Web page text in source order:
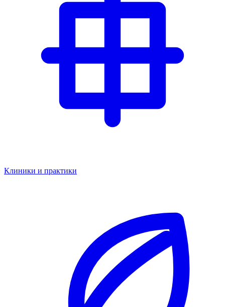
Клиники и практики